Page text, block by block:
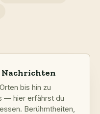
bis hin zu
— hier erfährst du
Berühmtheiten,